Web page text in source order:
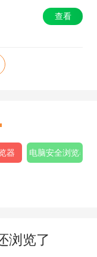
查看
器 电脑安全浏览器
浏览了